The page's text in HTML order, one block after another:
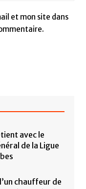
et mon site dans
avec le
de la Ligue
chauffeur de